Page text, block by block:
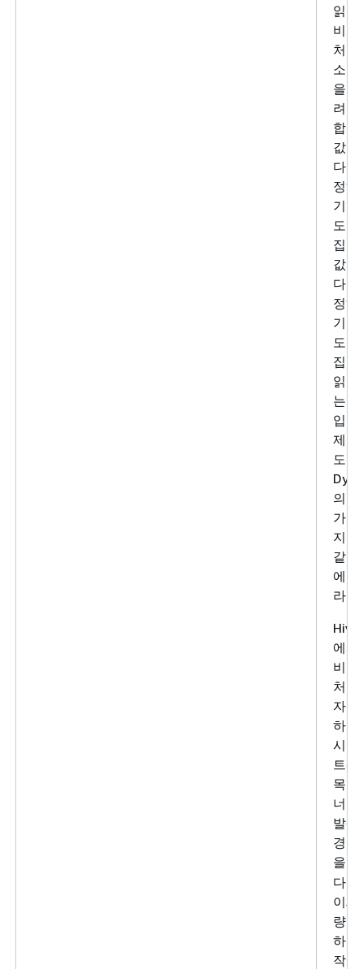
읽기
비저
처리
소
을
려고
합니
값을
다
정하
기
도
집니
값을
다
정하
기
도
집니
읽기
는
입니
제
도는
의
가
지
같은
에
라집
Hive
에서
비저
처리
자주
하거
시간
트
목
너무
발생
경우
을
다
이세
량이
하고
작업